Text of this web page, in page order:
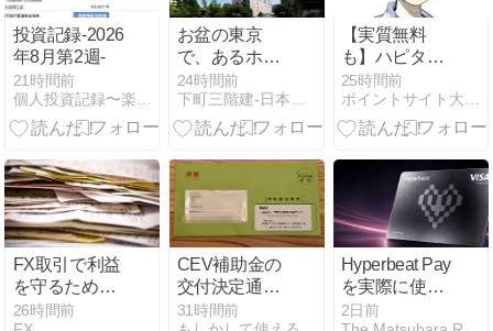
投資記録-2026
年8月第2週-
21時間前
お盆の東京
で、あるホテ
ルマンに救わ
れた話
24時間前
【実質無料
も】ハピタス
の店舗タメ
（テンタメ）
とは？レシー
25時間前
FX取引で利益
を守るための
税務知識と実
26時間前
CEV補助金の
交付決定通知
書が到着｜入
31時間前
Hyperbeat Pay
を実際に使っ
てみた｜入
2日前